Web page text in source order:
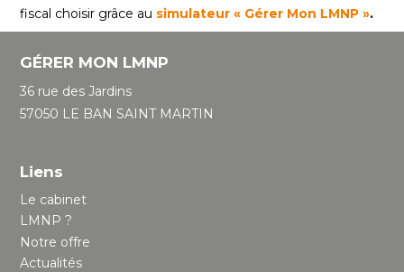
fiscal choisir grâce au simulateur « Gérer Mon LMNP ».
GÉRER MON LMNP
36 rue des Jardins
57050 LE BAN SAINT MARTIN
Liens
Le cabinet
LMNP ?
Notre offre
Actualités